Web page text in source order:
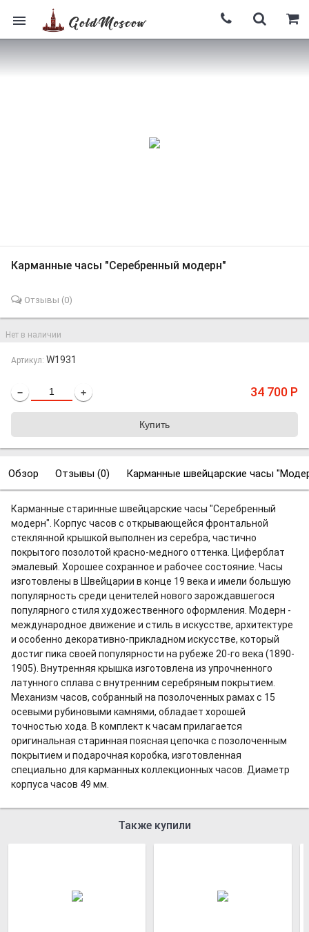
Карманные часы "Серебренный модерн"
Отзывы (0)
Нет в наличии
Артикул: W1931
− + 34 700 Р
Обзор Отзывы (0) Карманные швейцарские часы
Карманные старинные швейцарские часы "Серебренный
модерн". Корпус часов с открывающейся фронтальной
стеклянной крышкой выполнен из серебра, частично
покрытого позолотой красно-медного оттенка. Циферблат
эмалевый. Хорошее сохранное и рабочее состояние. Часы
изготовлены в Швейцарии в конце 19 века и имели большую
популярность среди ценителей нового зарождавшегося
популярного стиля художественного оформления. Модерн -
международное движение и стиль в искусстве, архитектуре
и особенно декоративно-прикладном искусстве, который
достиг пика своей популярности на рубеже 20-го века (1890-
1905). Внутренняя крышка изготовлена из упрочненного
латунного сплава с внутренним серебряным покрытием.
Механизм часов, собранный на позолоченных рамах с 15
осевыми рубиновыми камнями, обладает хорошей
точностью хода. В комплект к часам прилагается
оригинальная старинная поясная цепочка с позолоченным
покрытием и подарочная коробка, изготовленная
специально для карманных коллекционных часов. Диаметр
корпуса часов 49 мм.
Также купили